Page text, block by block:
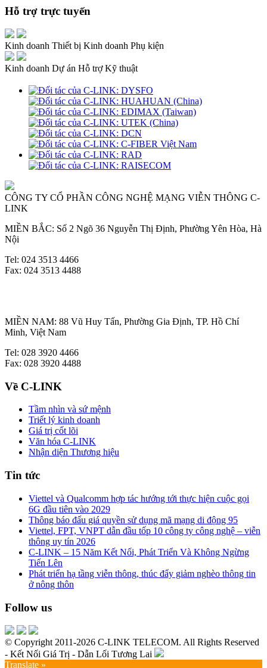
Hỗ trợ trực tuyến
Kinh doanh Thiết bị Kinh doanh Phụ kiện
Kinh doanh Dự án Hỗ trợ Kỹ thuật
CÔNG TY CỔ PHẦN CÔNG NGHỆ MẠNG VIỄN THÔNG C-
LINK
MIỀN BẮC: Số 2 Ngõ 36 Nguyễn Thị Định, Phường Yên Hòa, Hà
Nội
Tel: 024 3513 4466
Fax: 024 3513 4488
MIỀN NAM: 88 Vũ Huy Tấn, Phường Gia Định, TP. Hồ Chí
Minh, Việt Nam
Tel: 028 3920 4466
Fax: 028 3920 4488
Về C-LINK
Tầm nhìn và sứ mệnh
Triết lý kinh doanh
Giá trị cốt lõi
Văn hóa C-LINK
Nhận diện Thương hiệu
Tin tức
Viettel và Qualcomm hợp tác hướng tới thực hiện cuộc gọi
6G đầu tiên vào 2029
Thông báo đấu giá quyền sử dụng mã mạng di động 95
Viettel, FPT, VNPT dẫn đầu tốp 10 công ty công nghệ – viễn
thông uy tín 2026
C-LINK – 15 Năm Kết Nối, Phát Triển Và Không Ngừng
Tiến Lên
Phát triển hạ tầng viễn thông, thúc đẩy giảm nghèo thông tin
ở nông thôn
Follow us
© Copyright 2011-2026 C-LINK TELECOM. All Rights Reserved
- Kết Nối Giá Trị - Dẫn Lối Tương Lai
Translate »